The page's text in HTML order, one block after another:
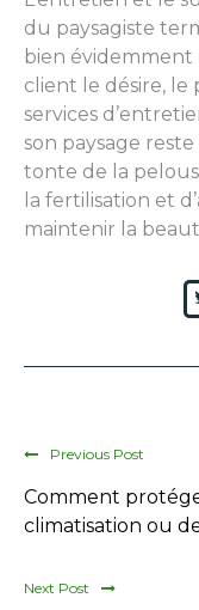
du paysagiste
bien évidemment
client le désire, le
services
son paysage
tonte de la
la fertilisation et
maintenir la
Previous Post
Comment
climatisation ou
Next Post